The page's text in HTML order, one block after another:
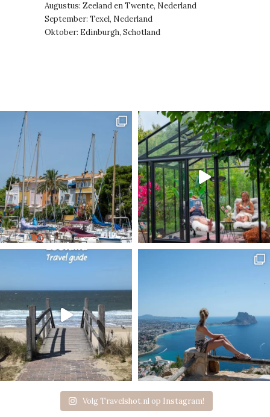
Augustus: Zeeland en Twente, Nederland
September: Texel, Nederland
Oktober: Edinburgh, Schotland
Volg Travelshot.nl op Instagram!